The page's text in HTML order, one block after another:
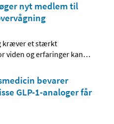
nyt medlem til
kræver et stærkt
viden og erfaringer kan…
bevarer
GLP-1-analoger får